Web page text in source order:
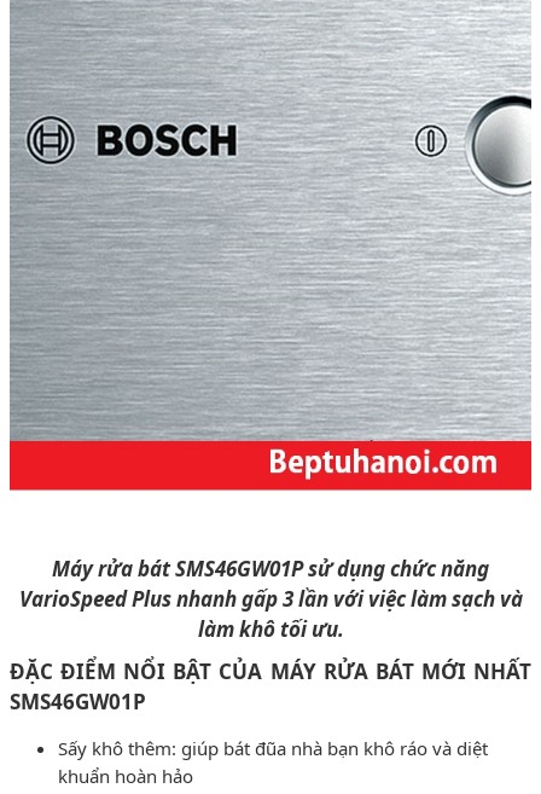
Máy rửa bát SMS46GW01P sử dụng chức năng
VarioSpeed ​​Plus nhanh gấp 3 lần với việc làm sạch và
làm khô tối ưu.
ĐẶC ĐIỂM NỔI BẬT CỦA MÁY RỬA BÁT MỚI NHẤT
SMS46GW01P
Sấy khô thêm: giúp bát đũa nhà bạn khô ráo và diệt
khuẩn hoàn hảo